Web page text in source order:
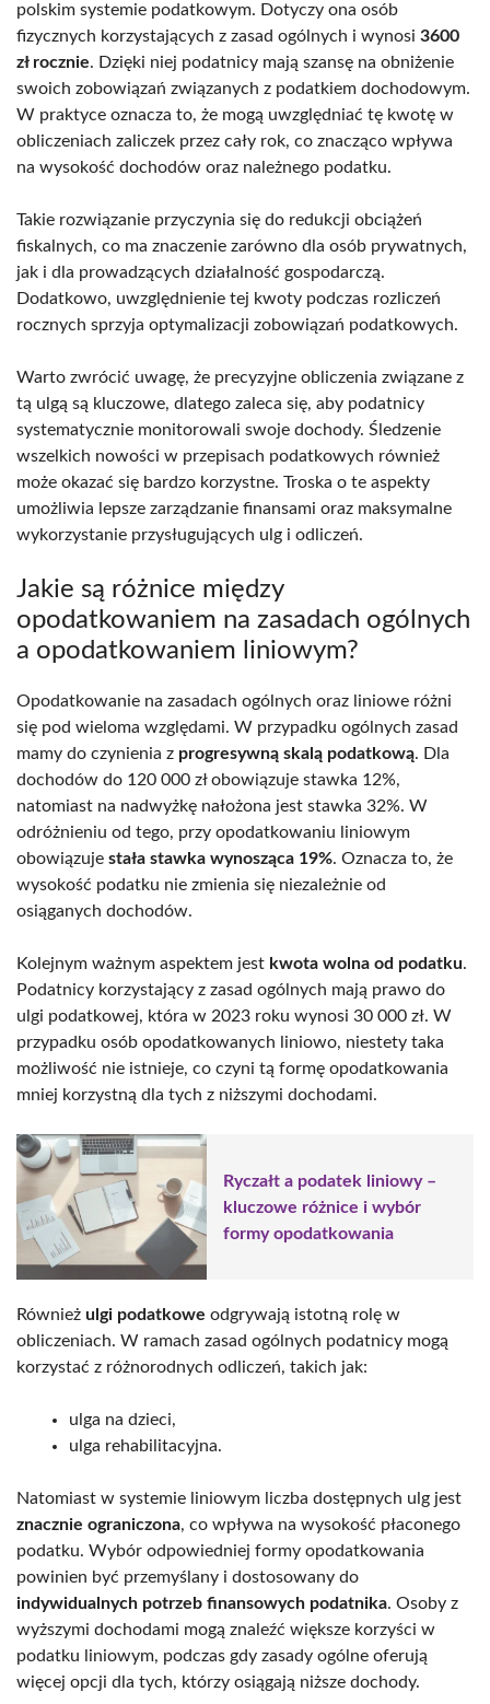
polskim systemie podatkowym. Dotyczy ona osób
fizycznych korzystających z zasad ogólnych i wynosi 3600
zł rocznie. Dzięki niej podatnicy mają szansę na obniżenie
swoich zobowiązań związanych z podatkiem dochodowym.
W praktyce oznacza to, że mogą uwzględniać tę kwotę w
obliczeniach zaliczek przez cały rok, co znacząco wpływa
na wysokość dochodów oraz należnego podatku.
Takie rozwiązanie przyczynia się do redukcji obciążeń
fiskalnych, co ma znaczenie zarówno dla osób prywatnych,
jak i dla prowadzących działalność gospodarczą.
Dodatkowo, uwzględnienie tej kwoty podczas rozliczeń
rocznych sprzyja optymalizacji zobowiązań podatkowych.
Warto zwrócić uwagę, że precyzyjne obliczenia związane z
tą ulgą są kluczowe, dlatego zaleca się, aby podatnicy
systematycznie monitorowali swoje dochody. Śledzenie
wszelkich nowości w przepisach podatkowych również
może okazać się bardzo korzystne. Troska o te aspekty
umożliwia lepsze zarządzanie finansami oraz maksymalne
wykorzystanie przysługujących ulg i odliczeń.
Jakie są różnice między
opodatkowaniem na zasadach ogólnych
a opodatkowaniem liniowym?
Opodatkowanie na zasadach ogólnych oraz liniowe różni
się pod wieloma względami. W przypadku ogólnych zasad
mamy do czynienia z progresywną skalą podatkową. Dla
dochodów do 120 000 zł obowiązuje stawka 12%,
natomiast na nadwyżkę nałożona jest stawka 32%. W
odróżnieniu od tego, przy opodatkowaniu liniowym
obowiązuje stała stawka wynosząca 19%. Oznacza to, że
wysokość podatku nie zmienia się niezależnie od
osiąganych dochodów.
Kolejnym ważnym aspektem jest kwota wolna od podatku.
Podatnicy korzystający z zasad ogólnych mają prawo do
ulgi podatkowej, która w 2023 roku wynosi 30 000 zł. W
przypadku osób opodatkowanych liniowo, niestety taka
możliwość nie istnieje, co czyni tą formę opodatkowania
mniej korzystną dla tych z niższymi dochodami.
Ryczałt a podatek liniowy –
kluczowe różnice i wybór
formy opodatkowania
Również ulgi podatkowe odgrywają istotną rolę w
obliczeniach. W ramach zasad ogólnych podatnicy mogą
korzystać z różnorodnych odliczeń, takich jak:
ulga na dzieci,
ulga rehabilitacyjna.
Natomiast w systemie liniowym liczba dostępnych ulg jest
znacznie ograniczona, co wpływa na wysokość płaconego
podatku. Wybór odpowiedniej formy opodatkowania
powinien być przemyślany i dostosowany do
indywidualnych potrzeb finansowych podatnika. Osoby z
wyższymi dochodami mogą znaleźć większe korzyści w
podatku liniowym, podczas gdy zasady ogólne oferują
więcej opcji dla tych, którzy osiągają niższe dochody.